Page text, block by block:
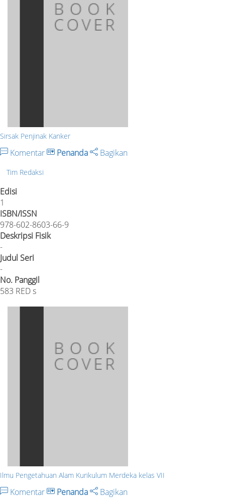
Sirsak Penjinak Kanker
Komentar Penanda Bagikan
Tim Redaksi
Edisi
1
ISBN/ISSN
978-602-8603-66-9
Deskripsi Fisik
-
Judul Seri
-
No. Panggil
583 RED s
Ilmu Pengetahuan Alam Kurikulum Merdeka kelas VII
Komentar Penanda Bagikan